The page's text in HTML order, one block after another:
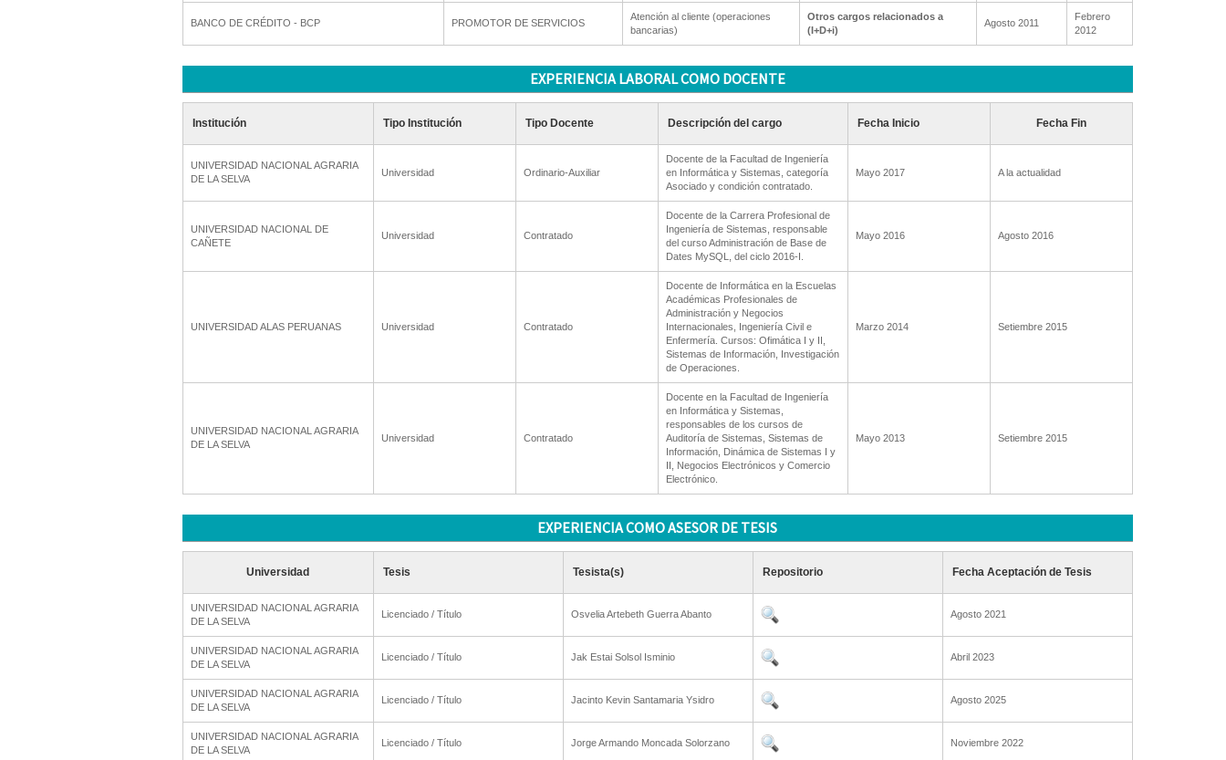
BANCO DE CRÉDITO - BCP PROMOTOR DE SERVICIOS
Atención al cliente (operaciones
bancarias)
Otros cargos relacionados a
(I+D+i)
Agosto 2011
Febrero
2012
EXPERIENCIA LABORAL COMO DOCENTE
Institución Tipo Institución Tipo Docente Descripción del cargo Fecha Inicio Fecha Fin
UNIVERSIDAD NACIONAL AGRARIA
DE LA SELVA
Universidad Ordinario-Auxiliar
Docente de la Facultad de Ingeniería
en Informática y Sistemas, categoría
Asociado y condición contratado.
Mayo 2017 A la actualidad
UNIVERSIDAD NACIONAL DE
CAÑETE
Universidad Contratado
Docente de la Carrera Profesional de
Ingeniería de Sistemas, responsable
del curso Administración de Base de
Dates MySQL, del ciclo 2016-I.
Mayo 2016 Agosto 2016
UNIVERSIDAD ALAS PERUANAS Universidad Contratado
Docente de Informática en la Escuelas
Académicas Profesionales de
Administración y Negocios
Internacionales, Ingeniería Civil e
Enfermería. Cursos: Ofimática I y II,
Sistemas de Información, Investigación
de Operaciones.
Marzo 2014 Setiembre 2015
UNIVERSIDAD NACIONAL AGRARIA
DE LA SELVA
Universidad Contratado
Docente en la Facultad de Ingeniería
en Informática y Sistemas,
responsables de los cursos de
Auditoría de Sistemas, Sistemas de
Información, Dinámica de Sistemas I y
II, Negocios Electrónicos y Comercio
Electrónico.
Mayo 2013 Setiembre 2015
EXPERIENCIA COMO ASESOR DE TESIS
Universidad Tesis Tesista(s) Repositorio Fecha Aceptación de Tesis
UNIVERSIDAD NACIONAL AGRARIA
DE LA SELVA
Licenciado / Título Osvelia Artebeth Guerra Abanto Agosto 2021
UNIVERSIDAD NACIONAL AGRARIA
DE LA SELVA
Licenciado / Título Jak Estai Solsol Isminio Abril 2023
UNIVERSIDAD NACIONAL AGRARIA
DE LA SELVA
Licenciado / Título Jacinto Kevin Santamaria Ysidro Agosto 2025
UNIVERSIDAD NACIONAL AGRARIA
DE LA SELVA
Licenciado / Título Jorge Armando Moncada Solorzano Noviembre 2022